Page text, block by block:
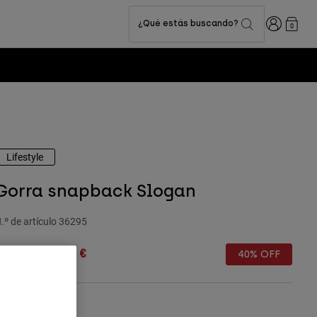
¿Qué estás buscando? Iniciar0
Lifestyle
snapback Slogan
de artículo 36295
Price reduced from
20,99 € 40% OFF